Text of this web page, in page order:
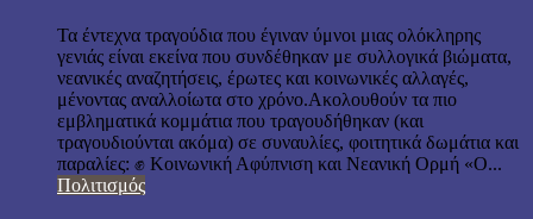
Τα έντεχνα τραγούδια που έγιναν ύμνοι μιας ολόκληρης
γενιάς είναι εκείνα που συνδέθηκαν με συλλογικά βιώματα,
νεανικές αναζητήσεις, έρωτες και κοινωνικές αλλαγές,
μένοντας αναλλοίωτα στο χρόνο.Ακολουθούν τα πιο
εμβληματικά κομμάτια που τραγουδήθηκαν (και
τραγουδιούνται ακόμα) σε συναυλίες, φοιτητικά δωμάτια και
παραλίες: ✊ Κοινωνική Αφύπνιση και Νεανική Ορμή «Ο...
Πολιτισμός